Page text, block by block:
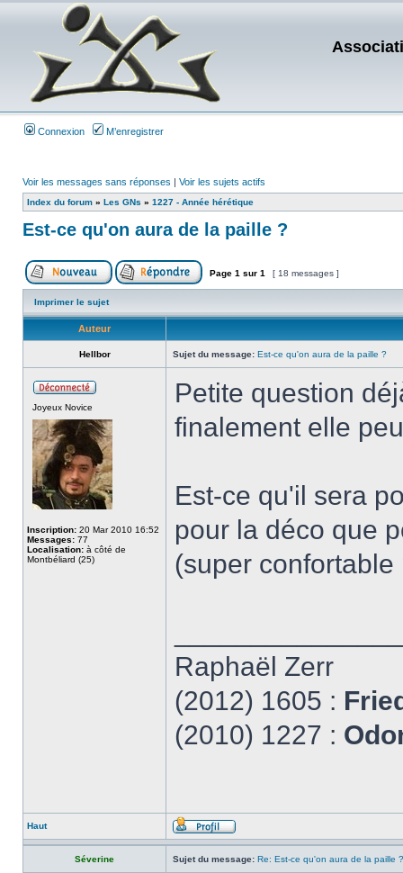
Connexion M’enregistrer
Voir les messages sans réponses | Voir les sujets actifs
Index du forum » Les GNs » 1227 - Année hérétique
Est-ce qu'on aura de la paille ?
Page 1 sur 1 [ 18 messages ]
Imprimer le sujet
Auteur
Hellbor Sujet du message: Est-ce qu'on aura de la paille ?
Joyeux Novice
Inscription: 20 Mar 2010 16:52
Messages: 77
Localisation: à côté de
Montbéliard (25)
Petite question
finalement elle
Est-ce qu'il sera
pour la déco que
(super
Raphaël Zerr
(2012) 1605 :
(2010) 1227 :
Haut
Séverine Sujet du message: Re: Est-ce qu'on aura de la paille ?